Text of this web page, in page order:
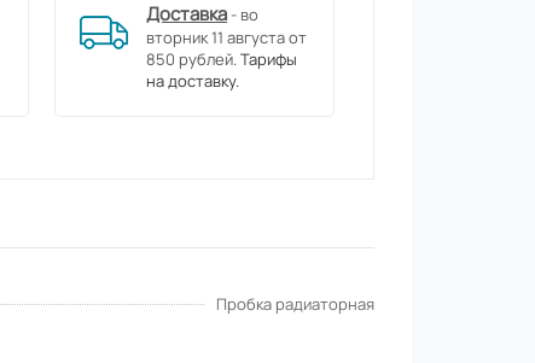
Доставка - во
вторник 11 августа от
850 рублей.Тарифы
на доставку.
Пробка радиаторная